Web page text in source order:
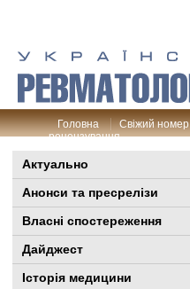
Головна Свіжий номер
рецензування
Актуально
Анонси та пресрелізи
Власні спостереження
Дайджест
Історія медицини